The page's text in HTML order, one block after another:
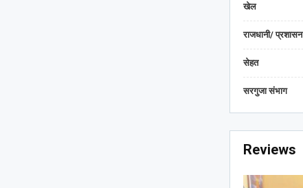
खेल
राजधानी/ प्रशासन
सेहत
सरगुजा संभाग
Reviews